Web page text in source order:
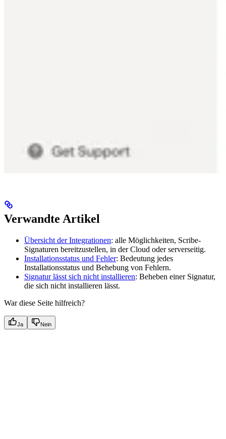
Verwandte Artikel
Übersicht der Integrationen: alle Möglichkeiten, Scribe-
Signaturen bereitzustellen, in der Cloud oder serverseitig.
Installationsstatus und Fehler: Bedeutung jedes
Installationsstatus und Behebung von Fehlern.
Signatur lässt sich nicht installieren: Beheben einer Signatur,
die sich nicht installieren lässt.
War diese Seite hilfreich?
Ja Nein